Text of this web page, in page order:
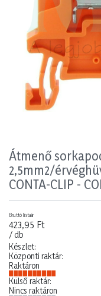
Átmenő
2,5mm2/
CONTA-CLIP -
Bruttó listaár
423,95 Ft
/ db
Készlet:
Központi raktár:
Raktáron
Külső raktár:
Nincs raktáron